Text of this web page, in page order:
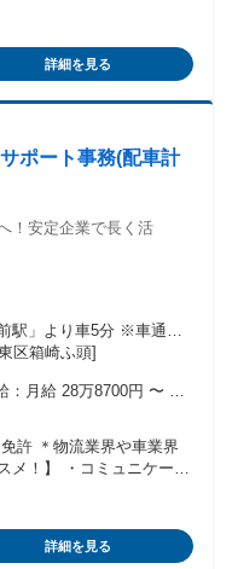
2回(7月、12月) ※2024
クOK ※大型一種免許、
ンジも可能です！ ・UIタ
・20代～60代の女性活
という 短時間勤務もあ
立しながら働きたい方
め））
詳細を見る
ポート事務(配車計
！安定企業で長く活
駅」より車5分 ※車通勤
区箱崎ふ頭]
月給 28万8700円 〜 固
律で支払われるその他手
許 ＊物流業界や車業界
企業で長く活躍してい
詳細を見る